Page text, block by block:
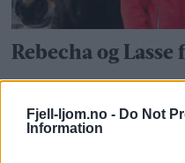
Fjell-ljom.no - Do Not
Information
Rebecha og